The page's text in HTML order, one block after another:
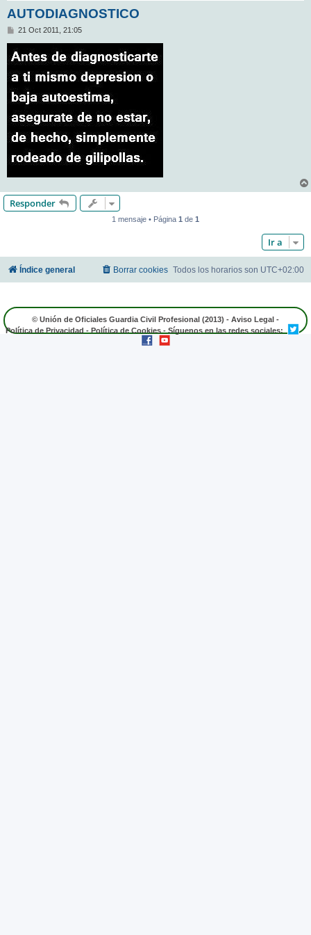
AUTODIAGNOSTICO
M
n
s
a
j
e
21 Oct 2011, 21:05
Responder
1 mensaje • Página 1 de 1
Ir a
Índice general Todos los horarios son UTC+02:00
Borrar cookies
© Unión de Oficiales Guardia Civil Profesional (2013) - Aviso Legal -
Política de Privacidad - Política de Cookies - Síguenos en las redes sociales: